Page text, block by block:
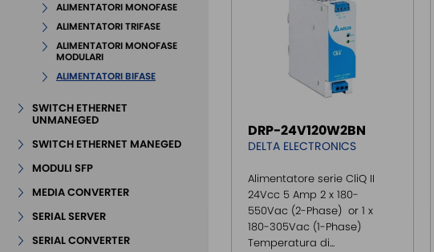
ALIMENTATORI MONOFASE
ALIMENTATORI TRIFASE
ALIMENTATORI MONOFASE
MODULARI
ALIMENTATORI BIFASE
SWITCH ETHERNET
UNMANEGED
SWITCH ETHERNET MANEGED
MODULI SFP
MEDIA CONVERTER
SERIAL SERVER
SERIAL CONVERTER
DRP-24V120W2BN
DELTA ELECTRONICS
Alimentatore serie CliQ II
24Vcc 5 Amp 2 x 180-
550Vac (2-Phase) or 1 x
180-305Vac (1-Phase)
Temperatura di...